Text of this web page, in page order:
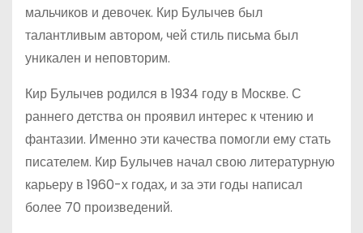
мальчиков и девочек. Кир Булычев был
талантливым автором, чей стиль письма был
уникален и неповторим.
Кир Булычев родился в 1934 году в Москве. С
раннего детства он проявил интерес к чтению и
фантазии. Именно эти качества помогли ему стать
писателем. Кир Булычев начал свою литературную
карьеру в 1960-х годах, и за эти годы написал
более 70 произведений.